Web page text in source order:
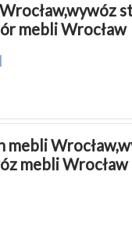
mebli Wrocław
mebli
mebli Wrocław